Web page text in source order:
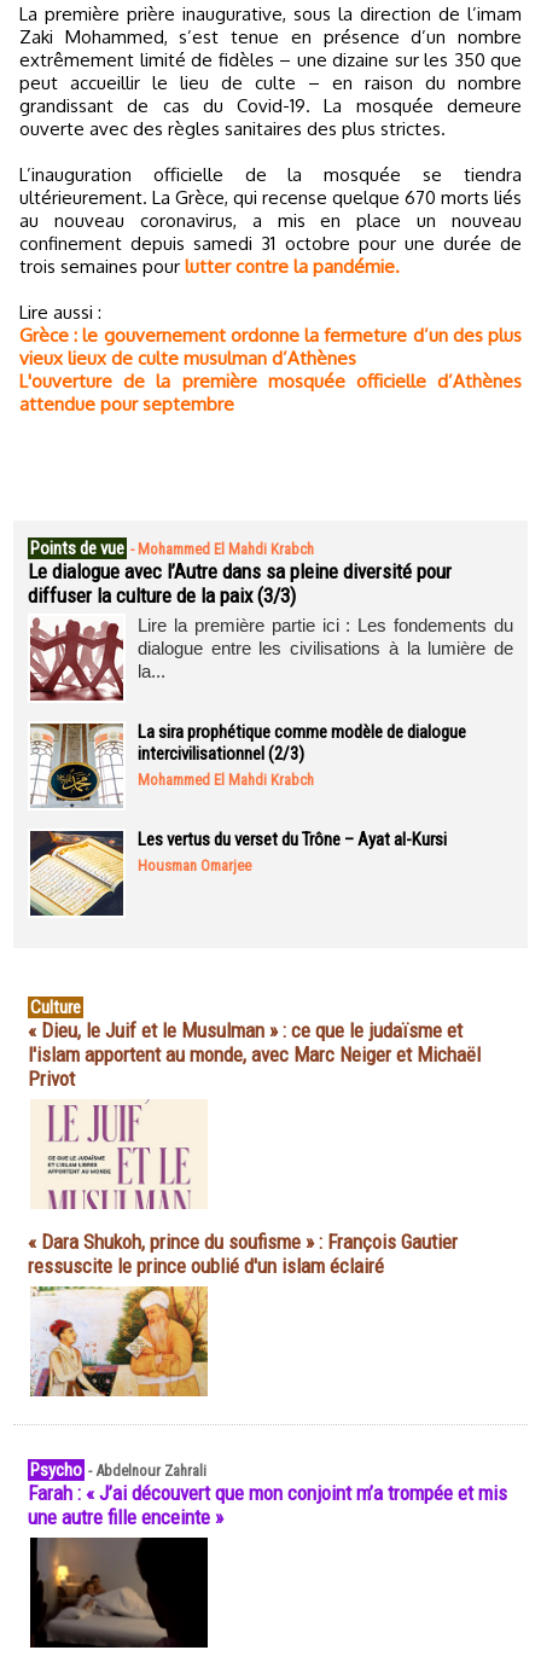
La première prière inaugurative, sous la direction de l’imam
Zaki Mohammed, s’est tenue en présence d’un nombre
extrêmement limité de fidèles – une dizaine sur les 350 que
peut accueillir le lieu de culte – en raison du nombre
grandissant de cas du Covid-19. La mosquée demeure
ouverte avec des règles sanitaires des plus strictes.
L’inauguration officielle de la mosquée se tiendra
ultérieurement. La Grèce, qui recense quelque 670 morts liés
au nouveau coronavirus, a mis en place un nouveau
confinement depuis samedi 31 octobre pour une durée de
trois semaines pour lutter contre la pandémie.
Lire aussi :
Grèce : le gouvernement ordonne la fermeture d’un des plus
vieux lieux de culte musulman d’Athènes
L'ouverture de la première mosquée officielle d’Athènes
attendue pour septembre
Points de vue - Mohammed El Mahdi Krabch
Le dialogue avec l’Autre dans sa pleine diversité pour
diffuser la culture de la paix (3/3)
Lire la première partie ici : Les fondements du
dialogue entre les civilisations à la lumière de
la...
La sira prophétique comme modèle de dialogue
intercivilisationnel (2/3)
Mohammed El Mahdi Krabch
Les vertus du verset du Trône – Ayat al-Kursi
Housman Omarjee
Culture
« Dieu, le Juif et le Musulman » : ce que le judaïsme et
l'islam apportent au monde, avec Marc Neiger et Michaël
Privot
« Dara Shukoh, prince du soufisme » : François Gautier
ressuscite le prince oublié d'un islam éclairé
Psycho -Abdelnour Zahrali
Farah : « J’ai découvert que mon conjoint m’a trompée et mis
une autre fille enceinte »